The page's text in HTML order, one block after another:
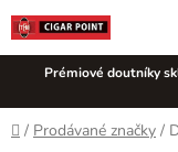
Přejít
na
obsah
Prémiové doutníky
Domů
/ Prodávané značky /